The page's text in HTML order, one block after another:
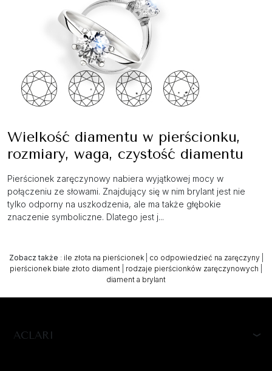
Wielkość diamentu w pierścionku,
rozmiary, waga, czystość diamentu
Pierścionek zaręczynowy nabiera wyjątkowej mocy w
połączeniu ze słowami. Znajdujący się w nim brylant jest nie
tylko odporny na uszkodzenia, ale ma także głębokie
znaczenie symboliczne. Dlatego jest j...
Zobacz także : ile złota na pierścionek| co odpowiedzieć na zaręczyny|
pierścionek białe złoto diament
rodzaje pierścionków zaręczynowych
diament a brylant
ACLARI